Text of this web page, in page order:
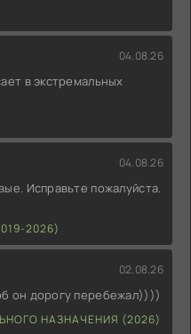
04.08.26
в экстремальных
04.08.26
Исправьте пожалуйста.
2026)
02.08.26
он дорогу перебежал))))
НАЗНАЧЕНИЯ (2026)